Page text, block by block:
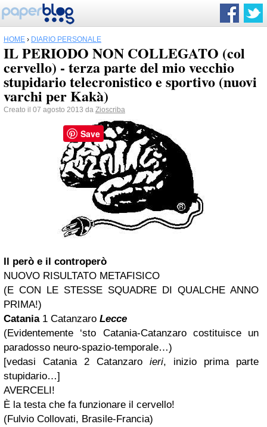
HOME › DIARIO PERSONALE
IL PERIODO NON COLLEGATO (col
cervello) - terza parte del mio vecchio
stupidario telecronistico e sportivo (nuovi
varchi per Kakà)
Creato il 07 agosto 2013 da Zioscriba
Il però e il controperò
NUOVO RISULTATO METAFISICO
(E CON LE STESSE SQUADRE DI QUALCHE ANNO
PRIMA!)
Catania1 Catanzaro Lecce
(Evidentemente ‘sto Catania-Catanzaro costituisce un
paradosso neuro-spazio-temporale…)
[vedasi Catania 2 Catanzaro ieri, inizio prima parte
stupidario…]
AVERCELI!
È la testa che fa funzionare il cervello!
(Fulvio Collovati, Brasile-Francia)
Save